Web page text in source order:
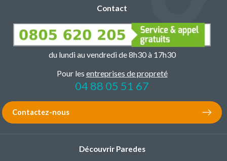
Contact
du lundi au vendredi de 8h30 à 17h30
Pour les entreprises de propreté
04 88 05 51 67
Contactez-nous
Découvrir Paredes